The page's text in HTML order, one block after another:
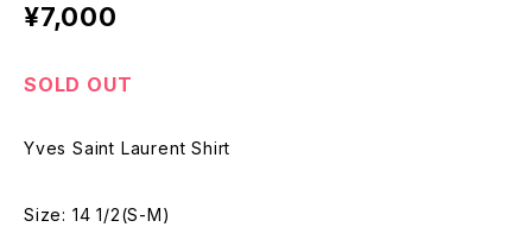
¥7,000
SOLD OUT
Yves Saint Laurent Shirt
Size: 14 1/2(S-M)